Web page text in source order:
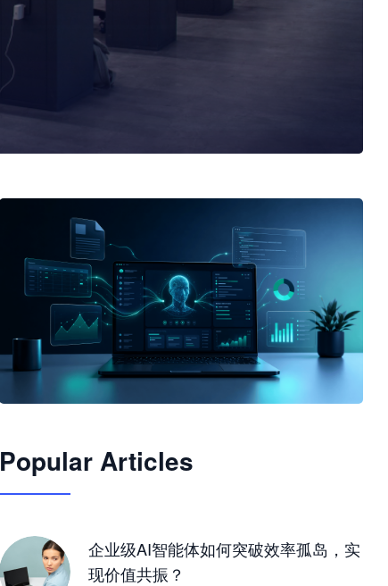
JimoClaw 桌面 AI Agent 工作台
Popular Articles
企业级AI智能体如何突破效率孤岛，实
现价值共振？